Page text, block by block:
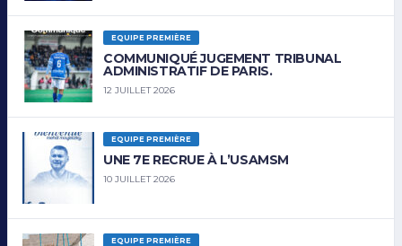
EQUIPE PREMIÈRE
COMMUNIQUÉ JUGEMENT TRIBUNAL
ADMINISTRATIF DE PARIS.
12 JUILLET 2026
EQUIPE PREMIÈRE
UNE 7E RECRUE À L’USAMSM
10 JUILLET 2026
EQUIPE PREMIÈRE